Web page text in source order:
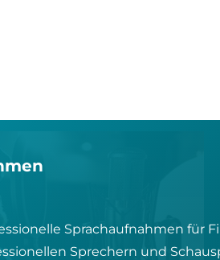
Sprachaufnahmen für
Sprechern und